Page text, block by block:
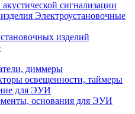
сигнализации
Электроустановочные
изделий
диммеры
освещенности, таймеры
для ЭУИ
основания для ЭУИ